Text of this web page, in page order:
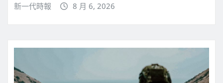
新一代時報 8 月 6, 2026